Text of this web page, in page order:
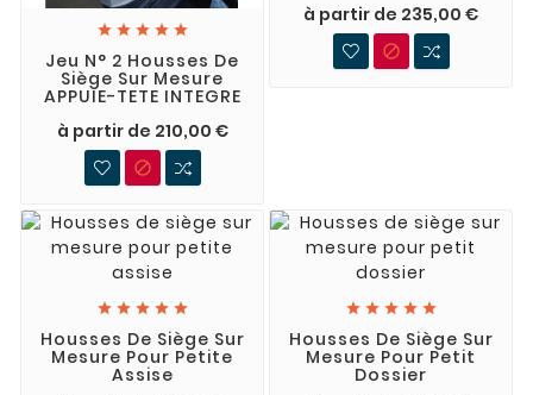
    
Jeu N° 2 Housses De
Siège Sur Mesure
APPUIE-TETE INTEGRE
à partir de 210,00 €

à partir de 235,00 €

    
Housses De Siège Sur
Mesure Pour Petite
Assise
    
Housses De Siège Sur
Mesure Pour Petit
Dossier